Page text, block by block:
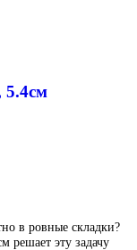
5.4см
в ровные складки?
эту задачу